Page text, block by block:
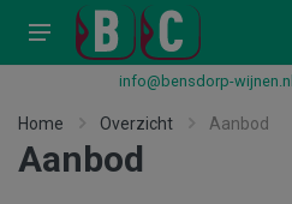
info@bensdorp-wijnen.nl
Home Overzicht Aanbod
Aanbod